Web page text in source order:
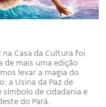
Casa da Cultura foi
de mais uma edição
levar a magia do
a Usina da Paz de
símbolo de cidadania e
do Pará.